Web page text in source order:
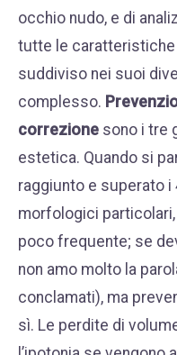
occhio nudo, e di
tutte le
suddiviso nei suoi
complesso.
correzione sono i tre
estetica. Quando si parla di donne che hanno
raggiunto e superato i
morfologici
poco frequente; se
non amo molto la
conclamati), ma
sì. Le perdite di volume, l’opacità, le discromie,